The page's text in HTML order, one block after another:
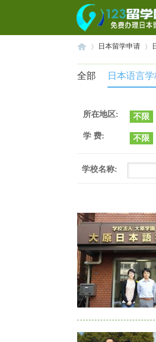
日
留
日本留学申请
全部 日本语言学
所在地区: 不限
学 费: 不限
学校名称: